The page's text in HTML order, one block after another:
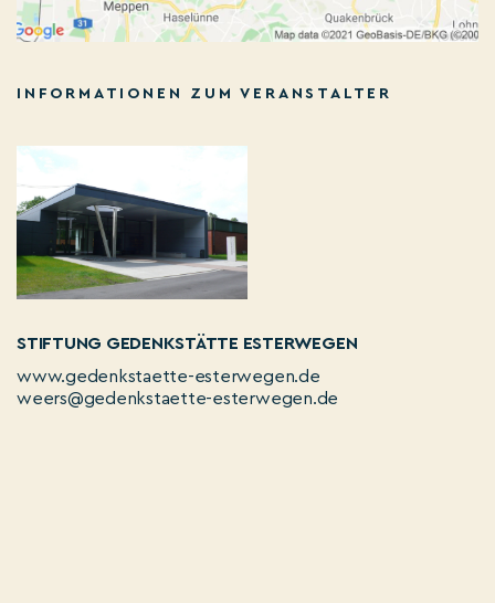
INFORMATIONEN ZUM VERANSTALTER
STIFTUNG GEDENKSTÄTTE ESTERWEGEN
www.gedenkstaette-esterwegen.de
weers@gedenkstaette-esterwegen.de